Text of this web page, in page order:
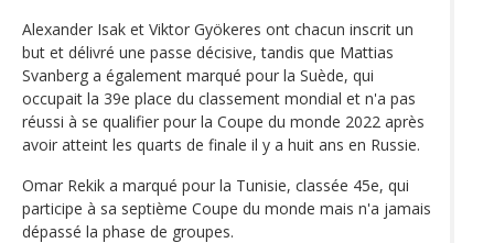
Alexander Isak et Viktor Gyökeres ont chacun inscrit un
but et délivré une passe décisive, tandis que Mattias
Svanberg a également marqué pour la Suède, qui
occupait la 39e place du classement mondial et n'a pas
réussi à se qualifier pour la Coupe du monde 2022 après
avoir atteint les quarts de finale il y a huit ans en Russie.
Omar Rekik a marqué pour la Tunisie, classée 45e, qui
participe à sa septième Coupe du monde mais n'a jamais
dépassé la phase de groupes.